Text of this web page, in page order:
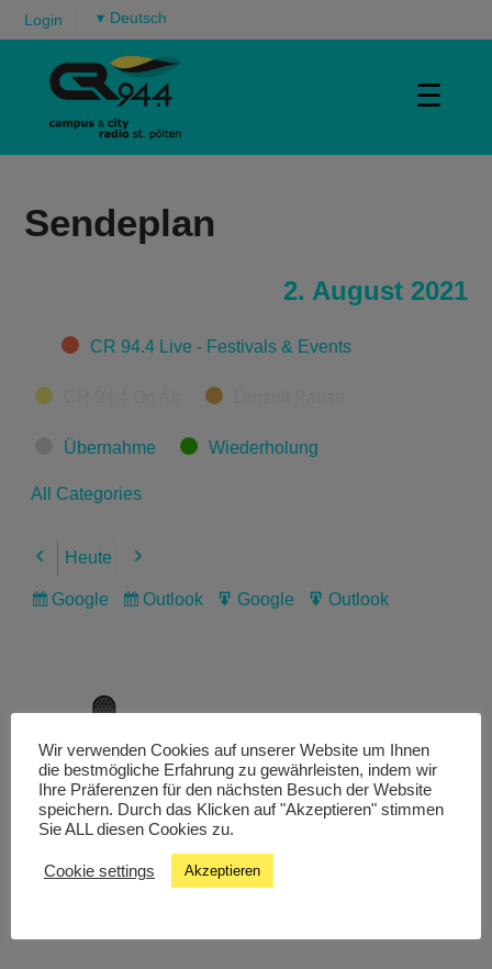
Login ▾
☰
Sendeplan
2. August 2021
CategoriesCR 94.4 Live - Festivals & Events
Übernahme Wiederholung
All Categories
Previous
Heute Next
Subscribe
Google
Subscribe
Outlook
Export
Google
Export
Outlook
Livestream
Studiochat
Wir verwenden Cookies auf unserer Website um Ihnen
die bestmögliche Erfahrung zu gewährleisten, indem wir
Ihre Präferenzen für den nächsten Besuch der Website
speichern. Durch das Klicken auf "Akzeptieren" stimmen
Sie ALL diesen Cookies zu.
Cookie settings Akzeptieren